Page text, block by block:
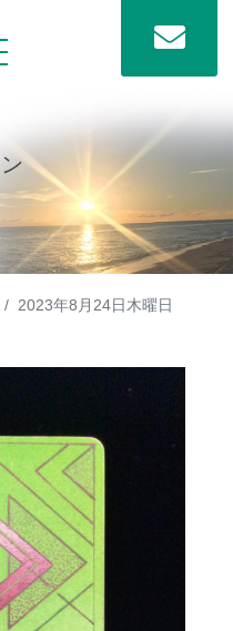
2023年8月24日木曜日